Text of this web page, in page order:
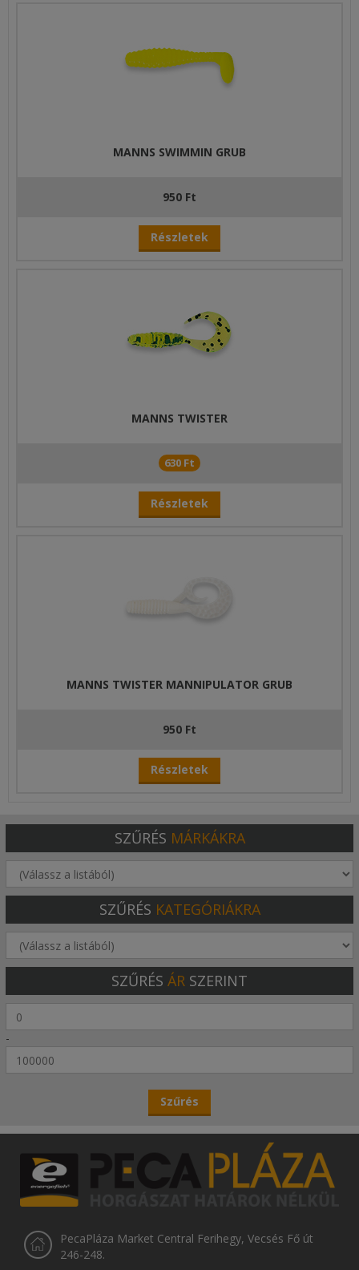
MANNS SWIMMIN GRUB
950 Ft
Részletek
MANNS TWISTER
630 Ft
Részletek
MANNS TWISTER MANNIPULATOR GRUB
950 Ft
Részletek
SZŰRÉS MÁRKÁKRA
SZŰRÉS KATEGÓRIÁKRA
SZŰRÉS ÁR SZERINT
-
PecaPláza Market Central Ferihegy, Vecsés Fő út
246-248.